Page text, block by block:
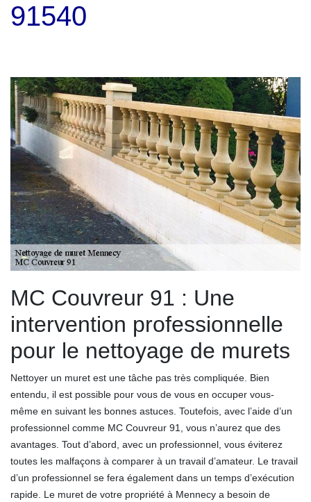
91540
MC Couvreur 91 : Une
intervention professionnelle
pour le nettoyage de murets
Nettoyer un muret est une tâche pas très compliquée. Bien
entendu, il est possible pour vous de vous en occuper vous-
même en suivant les bonnes astuces. Toutefois, avec l’aide d’un
professionnel comme MC Couvreur 91, vous n’aurez que des
avantages. Tout d’abord, avec un professionnel, vous éviterez
toutes les malfaçons à comparer à un travail d’amateur. Le travail
d’un professionnel se fera également dans un temps d’exécution
rapide. Le muret de votre propriété à Mennecy a besoin de